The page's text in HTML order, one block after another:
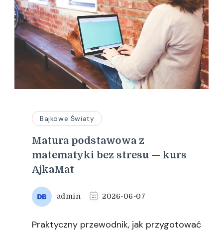
Bajkowe Światy
Matura podstawowa z
matematyki bez stresu — kurs
AjkaMat
admin 2026-06-07
Praktyczny przewodnik, jak przygotować